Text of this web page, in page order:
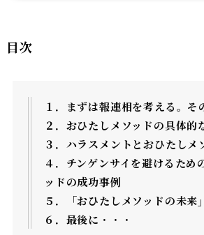
目次
１．まずは報連相を考える。そ
２．おひたしメソッドの具体的
３．ハラスメントとおひたしメ
４．チンゲンサイを避けるため
ッドの成功事例
５．「おひたしメソッドの未来
６．最後に ・・・